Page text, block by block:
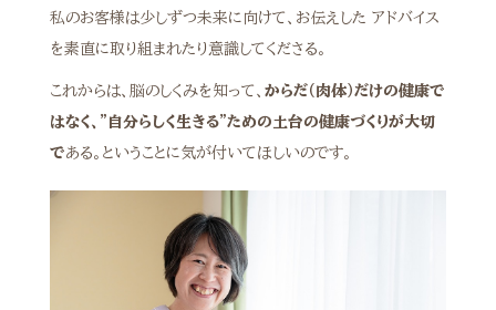
私のお客様は少しずつ未来に向けて、お伝えした アドバイス
を素直に取り組まれたり意識してくださる。
これからは、脳のしくみを知って、 からだ（肉体）だけの健康で
はなく、”自分らしく生きる”ための土台の健康づくりが大切
である。ということに気が付いてほしいのです。